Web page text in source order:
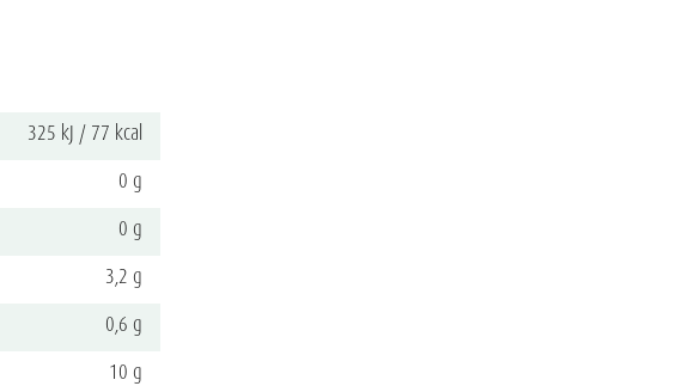
325 kJ / 77 kcal
0 g
0 g
3,2 g
0,6 g
10 g